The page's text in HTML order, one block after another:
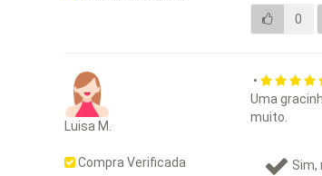
0
Luisa M.
Compra Verificada
•
Uma
muito.
Sim,